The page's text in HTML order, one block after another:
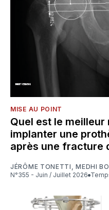
MISE AU POINT
Quel est le meilleur
implanter une
après une fracture
JÉRÔME TONETTI ,MEDHI
N°355 - Juin / Juillet 2026